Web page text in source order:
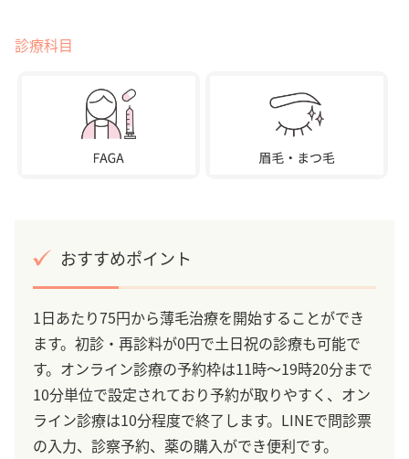
診療科目
おすすめポイント
1日あたり75円から薄毛治療を開始することができ
ます。初診・再診料が0円で土日祝の診療も可能で
す。オンライン診療の予約枠は11時～19時20分まで
10分単位で設定されており予約が取りやすく、オン
ライン診療は10分程度で終了します。LINEで問診票
の入力、診察予約、薬の購入ができ便利です。